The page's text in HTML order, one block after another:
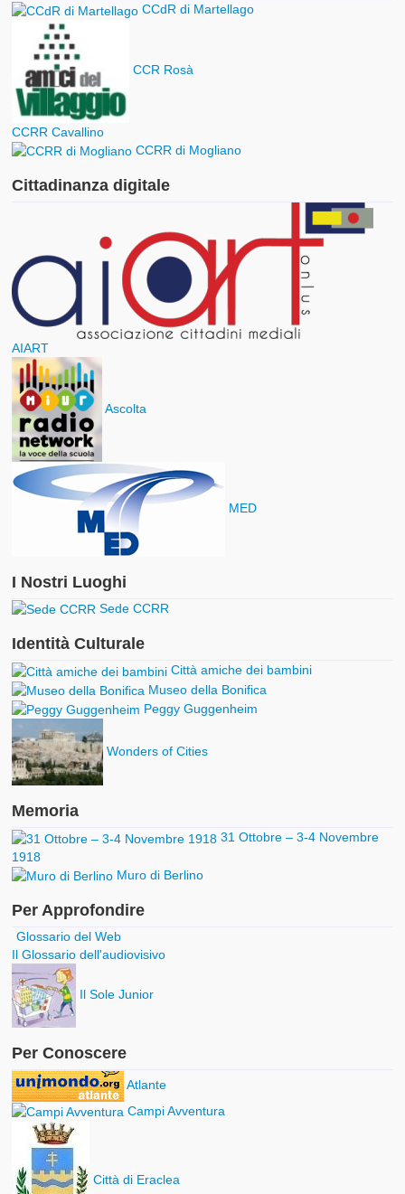
CCdR di Martellago
CCR Rosà
CCRR Cavallino
CCRR di Mogliano
Cittadinanza digitale
AIART
Ascolta
MED
I Nostri Luoghi
Sede CCRR
Identità Culturale
Città amiche dei bambini
Museo della Bonifica
Peggy Guggenheim
Wonders of Cities
Memoria
31 Ottobre – 3-4 Novembre
1918
Muro di Berlino
Per Approfondire
Glossario del Web
Il Glossario dell'audiovisivo
Il Sole Junior
Per Conoscere
Atlante
Campi Avventura
Città di Eraclea